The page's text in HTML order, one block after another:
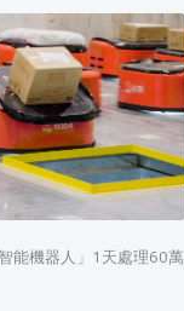
能機器人」1天處理60萬